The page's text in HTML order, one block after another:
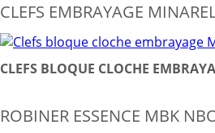
CLEFS EMBRAYAGE
CLEFS BLOQUE CLOCHE
ROBINER ESSENCE MBK